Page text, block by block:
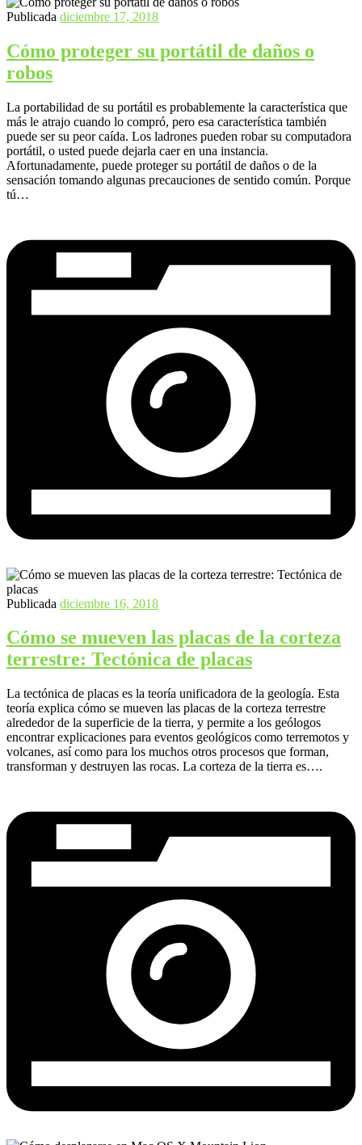
Publicada diciembre 17, 2018
Cómo proteger su portátil de daños o
robos
La portabilidad de su portátil es probablemente la característica que
más le atrajo cuando lo compró, pero esa característica también
puede ser su peor caída. Los ladrones pueden robar su computadora
portátil, o usted puede dejarla caer en una instancia.
Afortunadamente, puede proteger su portátil de daños o de la
sensación tomando algunas precauciones de sentido común. Porque
tú…
Publicada diciembre 16, 2018
Cómo se mueven las placas de la corteza
terrestre: Tectónica de placas
La tectónica de placas es la teoría unificadora de la geología. Esta
teoría explica cómo se mueven las placas de la corteza terrestre
alrededor de la superficie de la tierra, y permite a los geólogos
encontrar explicaciones para eventos geológicos como terremotos y
volcanes, así como para los muchos otros procesos que forman,
transforman y destruyen las rocas. La corteza de la tierra es….